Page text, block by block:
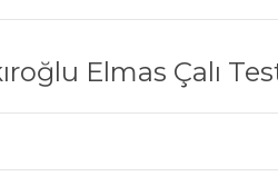
Elmas Çalı